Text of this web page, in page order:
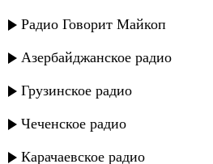
Радио Говорит Майкоп
Азербайджанское радио
Грузинское радио
Чеченское радио
Карачаевское радио
Звезды Сергокалы - Track 15